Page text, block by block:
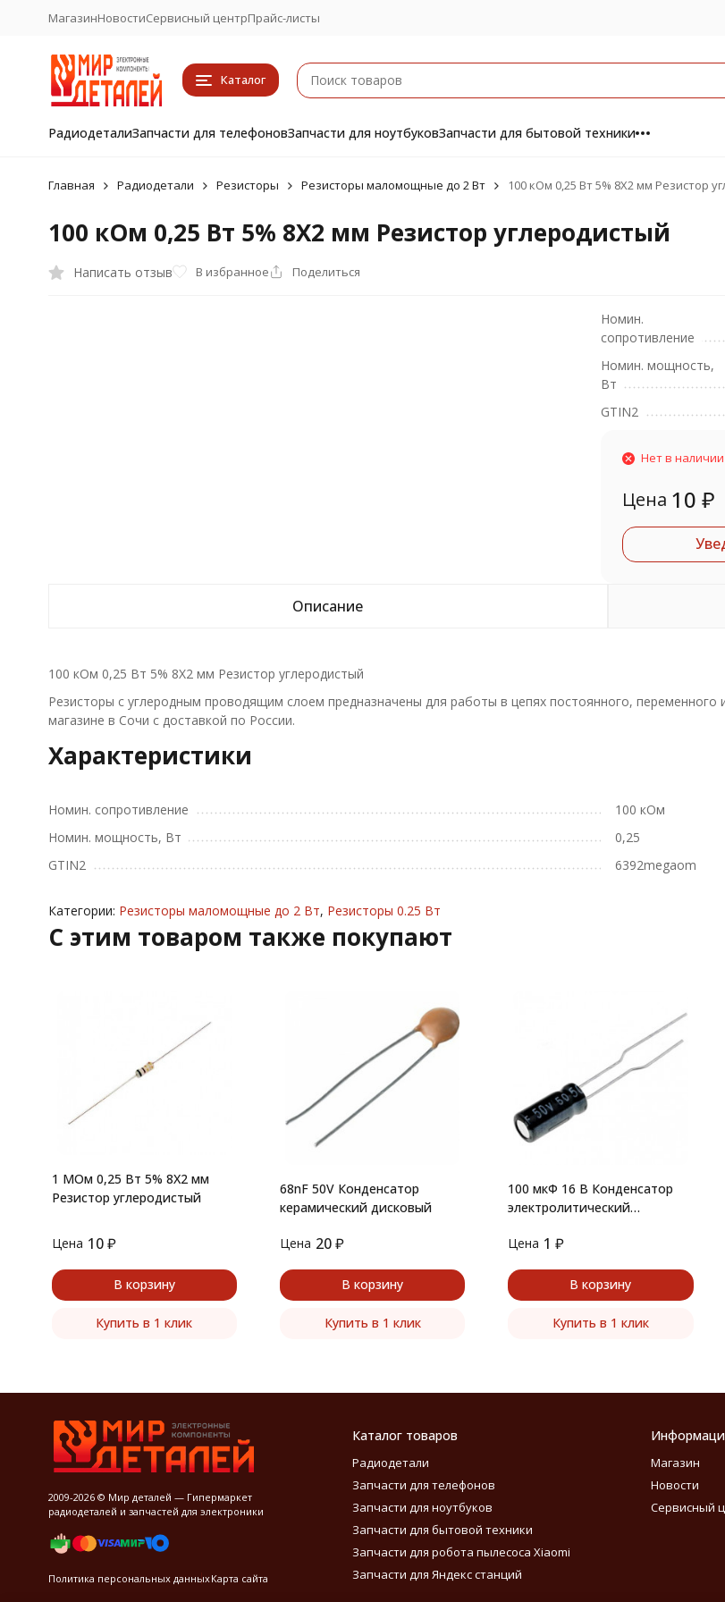
МагазинНовостиСервисный центрПрайс-листы
Каталог
РадиодеталиЗапчасти для телефоновЗапчасти для ноутбуковЗапчасти для бытовой техники
Главная Радиодетали Резисторы Резисторы маломощные до 2 Вт 100 кОм 0,25 Вт 5% 8X2 мм Резистор
100 кОм 0,25 Вт 5% 8X2 мм Резистор углеродистый
Написать отзыв В избранное Поделиться
Номин.
сопротивление
Номин. мощность,
Вт
GTIN2
Нет в наличии
Цена 10 ₽
Описание
100 кОм 0,25 Вт 5% 8X2 мм Резистор углеродистый
Резисторы с углеродным проводящим слоем предназначены для работы в цепях постоянного,
магазине в Сочи с доставкой по России.
Характеристики
Номин. сопротивление
100 кОм
Номин. мощность, Вт
0,25
GTIN2
6392megaom
Категории: Резисторы маломощные до 2 Вт, Резисторы 0.25 Вт
C этим товаром также покупают
1 МОм 0,25 Вт 5% 8X2 мм
Резистор углеродистый
Цена 10 ₽
В корзину
Купить в 1 клик
68nF 50V Конденсатор
керамический дисковый
Цена 20₽
В корзину
Купить в 1 клик
100 мкФ 16 В Конденсатор
электролитический
Цена 1 ₽
В корзину
Купить в 1 клик
2009-2026 © Мир деталей — Гипермаркет
радиодеталей и запчастей для электроники
Политика персональных данныхКарта сайта
Каталог товаров
Радиодетали
Запчасти для телефонов
Запчасти для ноутбуков
Запчасти для бытовой техники
Запчасти для робота пылесоса Xiaomi
Запчасти для Яндекс станций
Магазин
Новости
Сервисный